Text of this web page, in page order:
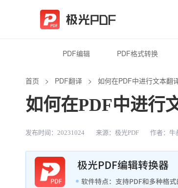
PDF编辑 PDF格式转换
首页 > PDF翻译 > 如何在PDF中进行文本翻
如何在PDF中进行
发布时间：20231024 来源：极光PDF 作者：牛